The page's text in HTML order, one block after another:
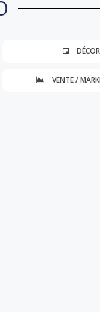
VENTE /